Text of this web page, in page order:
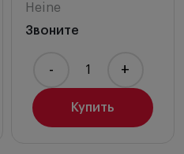
Heine
Звоните
Купить
- +